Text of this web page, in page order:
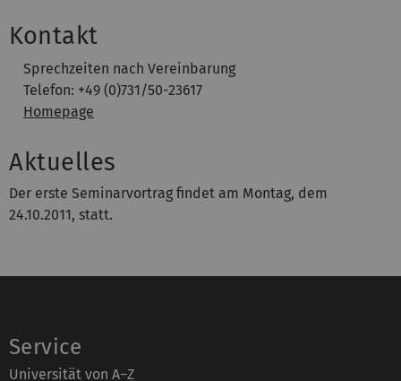
Kontakt
Sprechzeiten nach Vereinbarung
Telefon: +49 (0)731/50-23617
Homepage
Aktuelles
Der erste Seminarvortrag findet am Montag, dem
24.10.2011, statt.
Service
Universität von A–Z